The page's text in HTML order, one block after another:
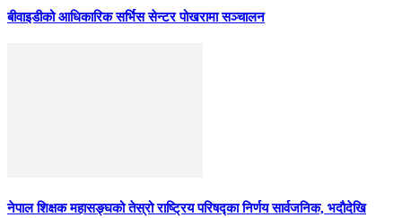
बीवाइडीको आधिकारिक सर्भिस सेन्टर पोखरामा सञ्चालन
नेपाल शिक्षक महासङ्घको तेस्रो राष्ट्रिय परिषद्का निर्णय सार्वजनिक, भदाैदेखि